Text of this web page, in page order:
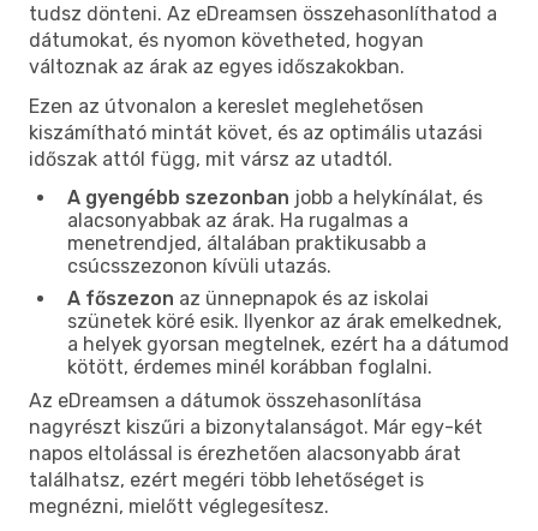
tudsz dönteni. Az eDreamsen összehasonlíthatod a
dátumokat, és nyomon követheted, hogyan
változnak az árak az egyes időszakokban.
Ezen az útvonalon a kereslet meglehetősen
kiszámítható mintát követ, és az optimális utazási
időszak attól függ, mit vársz az utadtól.
A gyengébb szezonban jobb a helykínálat, és
alacsonyabbak az árak. Ha rugalmas a
menetrendjed, általában praktikusabb a
csúcsszezonon kívüli utazás.
A főszezon az ünnepnapok és az iskolai
szünetek köré esik. Ilyenkor az árak emelkednek,
a helyek gyorsan megtelnek, ezért ha a dátumod
kötött, érdemes minél korábban foglalni.
Az eDreamsen a dátumok összehasonlítása
nagyrészt kiszűri a bizonytalanságot. Már egy-két
napos eltolással is érezhetően alacsonyabb árat
találhatsz, ezért megéri több lehetőséget is
megnézni, mielőtt véglegesítesz.